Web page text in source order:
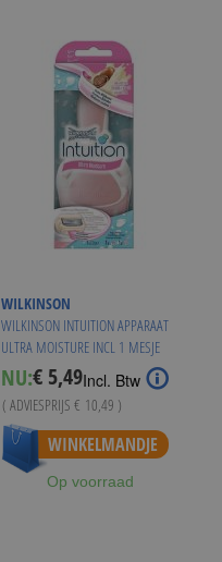
WILKINSON
WILKINSON INTUITION APPARAAT
ULTRA MOISTURE INCL 1 MESJE
NU:Special
Price
€ 5,49Incl. Btw
( ADVIESPRIJS € 10,49 )
WINKELMANDJE
Op voorraad